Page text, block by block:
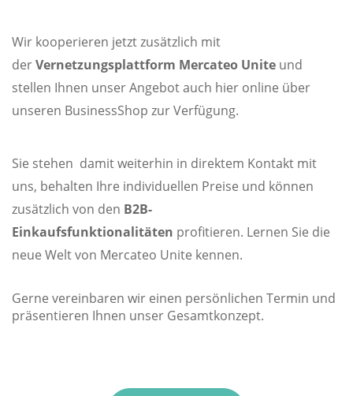
Wir kooperieren jetzt zusätzlich mit
derVernetzungsplattform Mercateo Unite und
stellen Ihnen unser Angebot auch hier online über
unseren BusinessShop zur Verfügung.
Sie stehen damit weiterhin in direktem Kontakt mit
uns, behalten Ihre individuellen Preise und können
zusätzlich von den B2B-
Einkaufsfunktionalitäten profitieren. Lernen Sie die
neue Welt von Mercateo Unite kennen.
Gerne vereinbaren wir einen persönlichen Termin und
präsentieren Ihnen unser Gesamtkonzept.